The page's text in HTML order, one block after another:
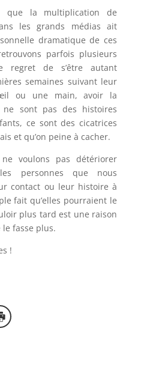
que la multiplication de
les grands médias ait
dramatique de ces
parfois plusieurs
regret de s’être autant
semaines suivant leur
ou une main, avoir la
ne sont pas des histoires
ce sont des cicatrices
et qu’on peine à cacher.
voulons pas détériorer
personnes que nous
contact ou leur histoire à
fait qu’elles pourraient le
plus tard est une raison
le fasse plus.
!